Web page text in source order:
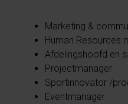
Marketing &
Human Resources
Afdelingshoofd en
Projectmanager
Sportinnovator /
Eventmanager